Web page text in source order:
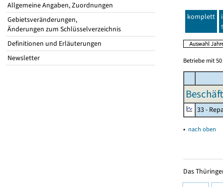
Allgemeine Angaben, Zuordnungen
Gebietsveränderungen,
Änderungen zum Schlüsselverzeichnis
Definitionen und Erläuterungen
Newsletter
komplett
Betriebe mit
33 -
▴ nach oben
Das